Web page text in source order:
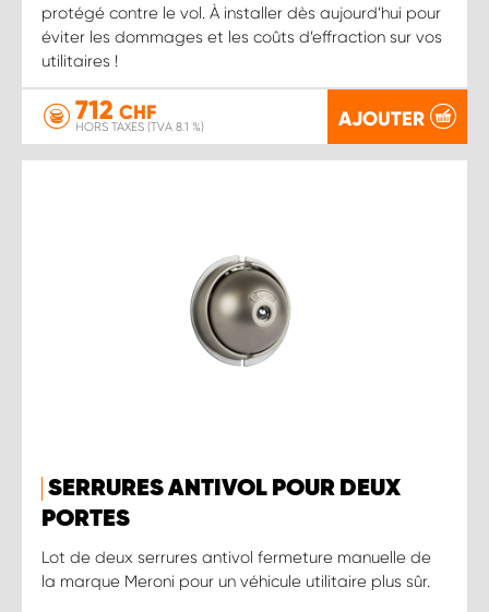
protégé contre le vol. À installer dès aujourd’hui pour
éviter les dommages et les coûts d’effraction sur vos
utilitaires !
712 CHF
HORS TAXES (TVA 8.1 %) AJOUTER
SERRURES ANTIVOL POUR DEUX
PORTES
Lot de deux serrures antivol fermeture manuelle de
la marque Meroni pour un véhicule utilitaire plus sûr.